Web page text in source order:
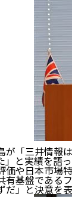
が「三井情報
」と実績を語
価や日本市場
有基盤である
だ」と決意を表